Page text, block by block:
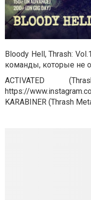
Bloody Hell, Thrash:
команды, которые не
ACTIVATED
https://
KARABINER (Thrash